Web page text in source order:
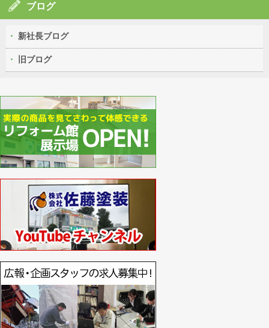
ブログ
新社長ブログ
旧ブログ